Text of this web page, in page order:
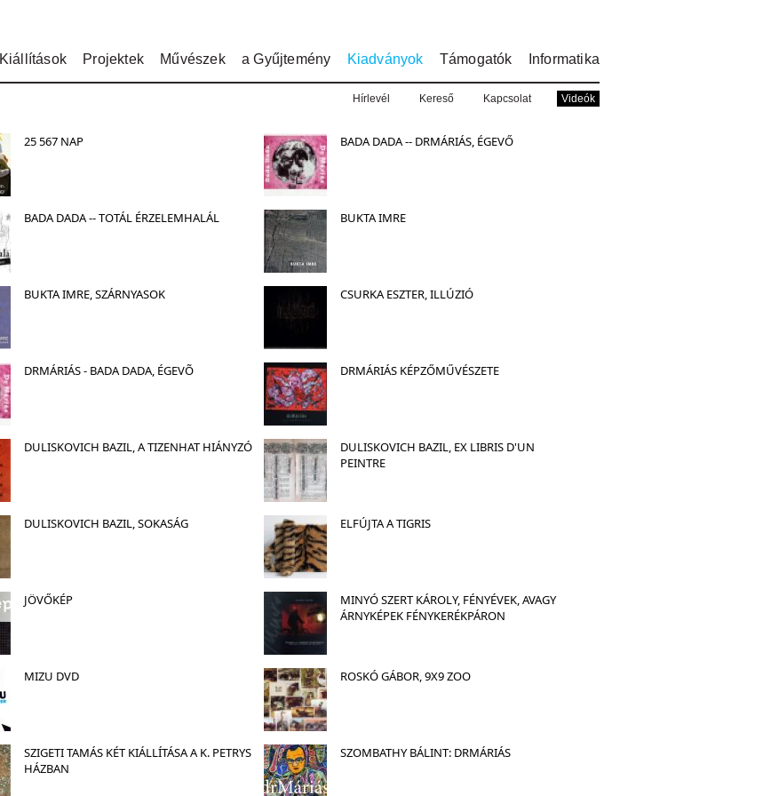
Kiállítások Projektek Művészek a Gyűjtemény Kiadványok Támogatók Informatika
Hírlevél Kereső Kapcsolat Videók
25 567 NAP BADA DADA -- DRMÁRIÁS, ÉGEVŐ
BADA DADA -- TOTÁL ÉRZELEMHALÁL BUKTA IMRE
BUKTA IMRE, SZÁRNYASOK CSURKA ESZTER, ILLÚZIÓ
DRMÁRIÁS - BADA DADA, ÉGEVÕ DRMÁRIÁS KÉPZŐMŰVÉSZETE
DULISKOVICH BAZIL, A TIZENHAT HIÁNYZÓ
DULISKOVICH BAZIL, EX LIBRIS D'UN
PEINTRE
DULISKOVICH BAZIL, SOKASÁG ELFÚJTA A TIGRIS
JÖVŐKÉP
MINYÓ SZERT KÁROLY, FÉNYÉVEK, AVAGY
ÁRNYKÉPEK FÉNYKERÉKPÁRON
MIZU DVD ROSKÓ GÁBOR, 9X9 ZOO
SZIGETI TAMÁS KÉT KIÁLLÍTÁSA A K. PETRYS
HÁZBAN
SZOMBATHY BÁLINT: DRMÁRIÁS